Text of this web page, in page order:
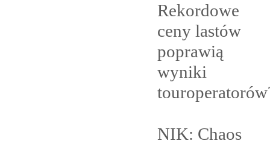
Rekordowe
ceny lastów
poprawią
wyniki
NIK: Chaos